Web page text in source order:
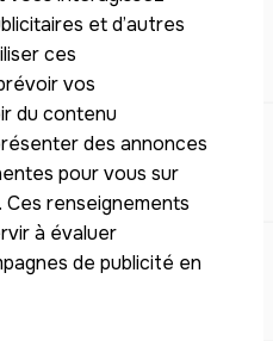
et d’autres
ces
vos
du contenu
des annonces
pour vous sur
renseignements
à évaluer
de publicité en